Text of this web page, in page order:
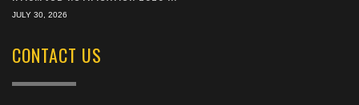
JULY 30, 2026
CONTACT US